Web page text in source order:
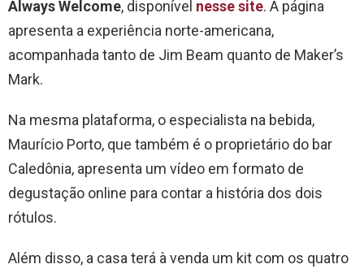
Always Welcome, disponível nesse site. A página
apresenta a experiência norte-americana,
acompanhada tanto de Jim Beam quanto de Maker’s
Mark.
Na mesma plataforma, o especialista na bebida,
Maurício Porto, que também é o proprietário do bar
Caledônia, apresenta um vídeo em formato de
degustação online para contar a história dos dois
rótulos.
Além disso, a casa terá à venda um kit com os quatro